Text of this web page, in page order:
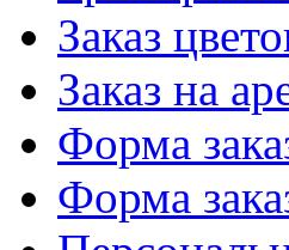
Заказ
Заказ на
Форма
Форма